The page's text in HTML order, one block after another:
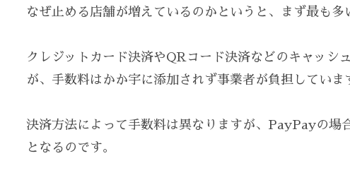
なぜ止める店舗が増えているのかというと、まず最も多
クレジットカード決済やQRコード決済などのキャッシ
が、手数料はかか宇に添加されず事業者が負担していま
決済方法によって手数料は異なりますが、PayPayの場
となるのです。